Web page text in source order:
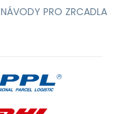
NÁVODY PRO ZRCADLA